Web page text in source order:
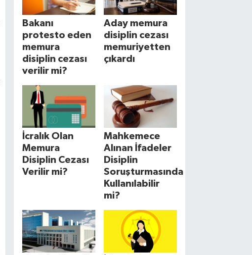
Bakanı
protesto eden
memura
disiplin cezası
verilir mi?
Aday memura
disiplin cezası
memuriyetten
çıkardı
İcralık Olan
Memura
Disiplin Cezası
Verilir mi?
Mahkemece
Alınan İfadeler
Disiplin
Soruşturmasında
Kullanılabilir
mi?